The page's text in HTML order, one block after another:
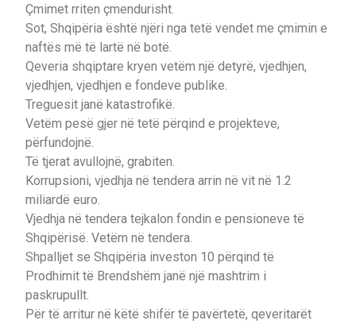
Çmimet rriten çmendurisht.
Sot, Shqipëria është njëri nga tetë vendet me çmimin e
naftës më të lartë në botë.
Qeveria shqiptare kryen vetëm një detyrë, vjedhjen,
vjedhjen, vjedhjen e fondeve publike.
Treguesit janë katastrofikë.
Vetëm pesë gjer në tetë përqind e projekteve,
përfundojnë.
Të tjerat avullojnë, grabiten.
Korrupsioni, vjedhja në tendera arrin në vit në 1.2
miliardë euro.
Vjedhja në tendera tejkalon fondin e pensioneve të
Shqipërisë. Vetëm në tendera.
Shpalljet se Shqipëria investon 10 përqind të
Prodhimit të Brendshëm janë një mashtrim i
paskrupullt.
Për të arritur në këtë shifër të pavërtetë, qeveritarët